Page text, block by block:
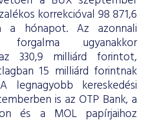
korrekcióval 98 871,6
a hónapot. Az azonnali
forgalma ugyanakkor
330,9 milliárd forintot,
15 milliárd forintnak
kereskedési
is az OTP Bank, a
és a MOL papírjaihoz